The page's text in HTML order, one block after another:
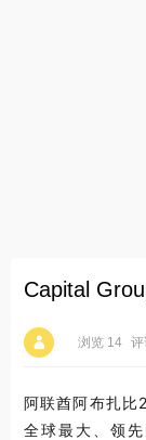
Capital
浏览 14 评
阿联酋阿布扎比
全球最大、领